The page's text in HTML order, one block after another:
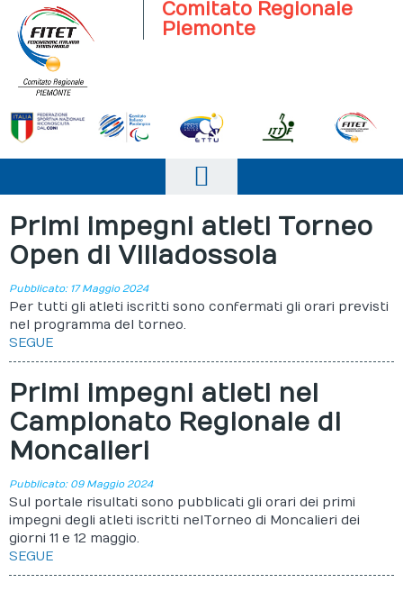
Comitato Regionale
Piemonte
Home
Il Comitato
Società Sportive
Giustizia
Eventi
Progetti
Extranet
Primi impegni atleti Torneo
Open di Villadossola
Pubblicato: 17 Maggio 2024
Per tutti gli atleti iscritti sono confermati gli orari previsti
nel programma del torneo.
SEGUE
Primi impegni atleti nel
Campionato Regionale di
Moncalieri
Pubblicato: 09 Maggio 2024
Sul portale risultati sono pubblicati gli orari dei primi
impegni degli atleti iscritti nel Torneo di Moncalieri dei
giorni 11 e 12 maggio.
SEGUE